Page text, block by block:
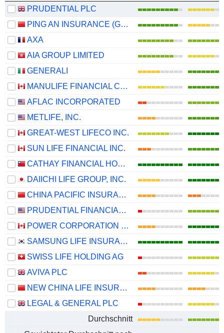
PRUDENTIAL PLC
PING AN INSURANCE (GROUP) COMPANY OF CHINA, LTD.
AXA
AIA GROUP LIMITED
GENERALI
MANULIFE FINANCIAL CORPORATION
AFLAC INCORPORATED
METLIFE, INC.
GREAT-WEST LIFECO INC.
SUN LIFE FINANCIAL INC.
CATHAY FINANCIAL HOLDING CO., LTD.
DAIICHI LIFE GROUP, INC.
CHINA PACIFIC INSURANCE (GROUP) CO., LTD.
PRUDENTIAL FINANCIAL, INC.
POWER CORPORATION OF CANADA
SAMSUNG LIFE INSURANCE CO., LTD.
SWISS LIFE HOLDING AG
AVIVA PLC
NEW CHINA LIFE INSURANCE COMPANY LTD.
LEGAL & GENERAL PLC
Durchschnitt